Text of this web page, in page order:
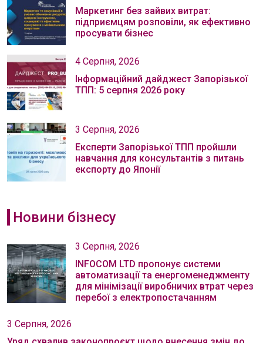
Маркетинг без зайвих витрат:
підприємцям розповіли, як ефективно
просувати бізнес
4 Серпня, 2026
Інформаційний дайджест Запорізької
ТПП: 5 серпня 2026 року
3 Серпня, 2026
Експерти Запорізької ТПП пройшли
навчання для консультантів з питань
експорту до Японії
Новини бізнесу
3 Серпня, 2026
INFOCOM LTD пропонує системи
автоматизації та енергоменеджменту
для мінімізації виробничих втрат через
перебої з електропостачанням
3 Серпня, 2026